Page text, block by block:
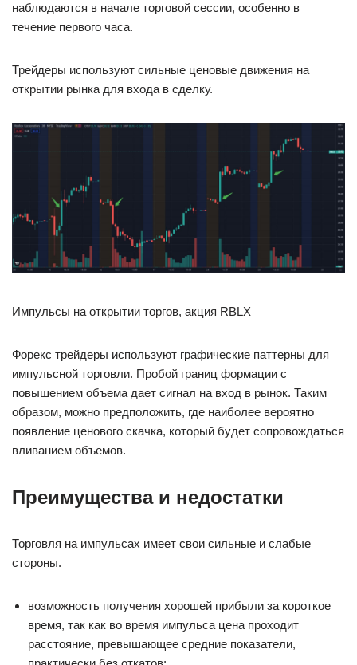
наблюдаются в начале торговой сессии, особенно в
течение первого часа.
Трейдеры используют сильные ценовые движения на
открытии рынка для входа в сделку.
Импульсы на открытии торгов, акция RBLX
Форекс трейдеры используют графические паттерны для
импульсной торговли. Пробой границ формации с
повышением объема дает сигнал на вход в рынок. Таким
образом, можно предположить, где наиболее вероятно
появление ценового скачка, который будет сопровождаться
вливанием объемов.
Преимущества и недостатки
Торговля на импульсах имеет свои сильные и слабые
стороны.
возможность получения хорошей прибыли за короткое
время, так как во время импульса цена проходит
расстояние, превышающее средние показатели,